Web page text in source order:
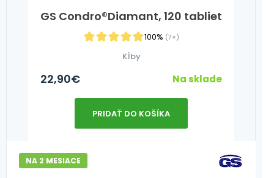
GS Condro®Diamant, 120 tabliet
100% (7×)
Kĺby
22,90€ Na sklade
PRIDAŤ DO KOŠÍKA
NA 2 MESIACE